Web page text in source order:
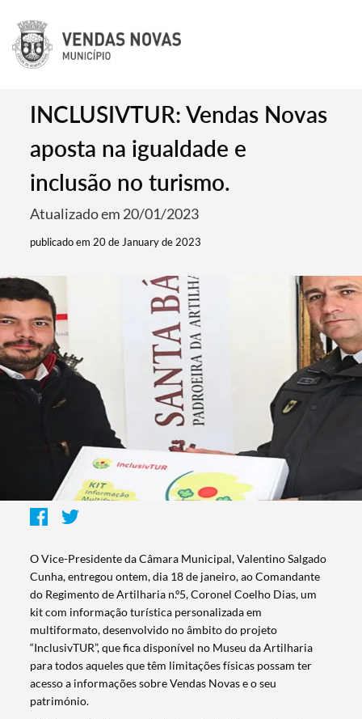
INCLUSIVTUR: Vendas Novas
aposta na igualdade e
inclusão no turismo.
Atualizado em 20/01/2023
publicado em 20 de January de 2023
O Vice-Presidente da Câmara Municipal, Valentino Salgado
Cunha, entregou ontem, dia 18 de janeiro, ao Comandante
do Regimento de Artilharia n.º5, Coronel Coelho Dias, um
kit com informação turística personalizada em
multiformato, desenvolvido no âmbito do projeto
“InclusivTUR”, que fica disponível no Museu da Artilharia
para todos aqueles que têm limitações físicas possam ter
acesso a informações sobre Vendas Novas e o seu
património.